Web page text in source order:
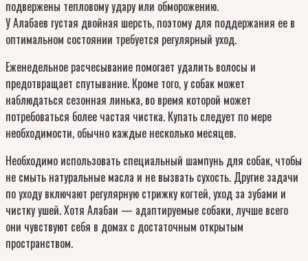
подвержены тепловому удару или обморожению.
У Алабаев густая двойная шерсть, поэтому для поддержания ее в
оптимальном состоянии требуется регулярный уход.
Еженедельное расчесывание помогает удалить волосы и
предотвращает спутывание. Кроме того, у собак может
наблюдаться сезонная линька, во время которой может
потребоваться более частая чистка. Купать следует по мере
необходимости, обычно каждые несколько месяцев.
Необходимо использовать специальный шампунь для собак, чтобы
не смыть натуральные масла и не вызвать сухость. Другие задачи
по уходу включают регулярную стрижку когтей, уход за зубами и
чистку ушей. Хотя Алабаи — адаптируемые собаки, лучше всего
они чувствуют себя в домах с достаточным открытым
пространством.